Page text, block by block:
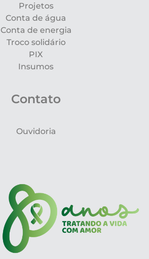
Projetos
Conta de água
Conta de energia
Troco solidário
PIX
Insumos
Contato
Ouvidoria